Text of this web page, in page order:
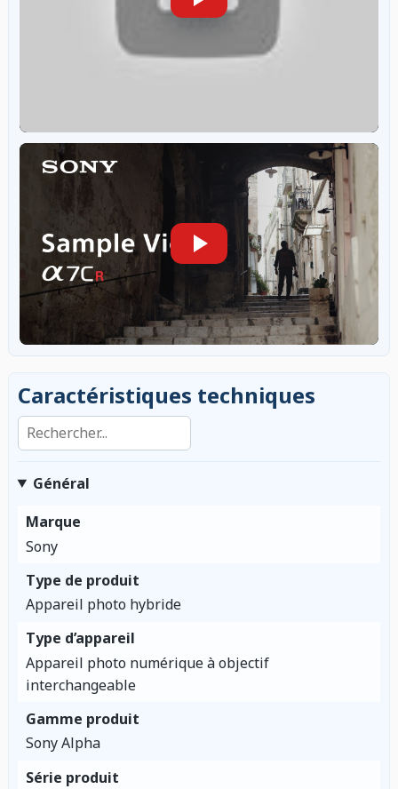
Caractéristiques techniques
Rechercher dans les caractéristiques
Général
Marque
Sony
Type de produit
Appareil photo hybride
Type d’appareil
Appareil photo numérique à objectif
interchangeable
Gamme produit
Sony Alpha
Série produit